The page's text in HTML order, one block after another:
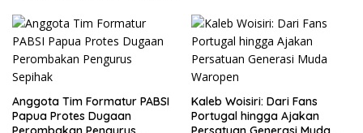
Anggota Tim Formatur PABSI
Papua Protes Dugaan
Kaleb Woisiri: Dari Fans
Portugal hingga Ajakan